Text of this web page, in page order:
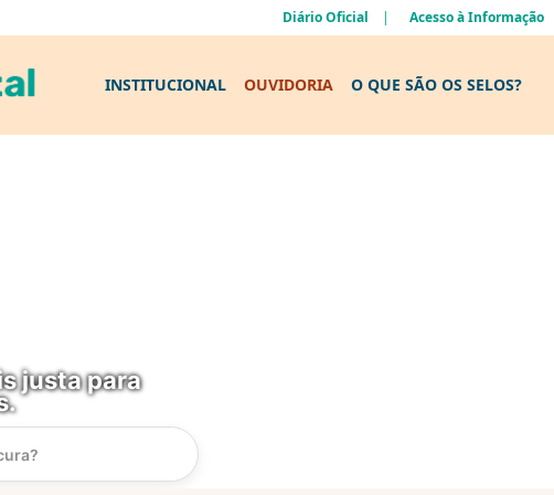
Diário Oficial Acesso à Informação
INSTITUCIONAL OUVIDORIA O QUE SÃO OS SELOS?
justa para